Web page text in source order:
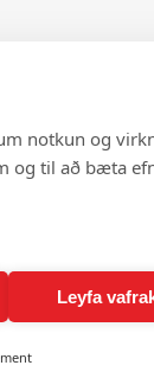
notkun og
og til að bæta
Leyfa